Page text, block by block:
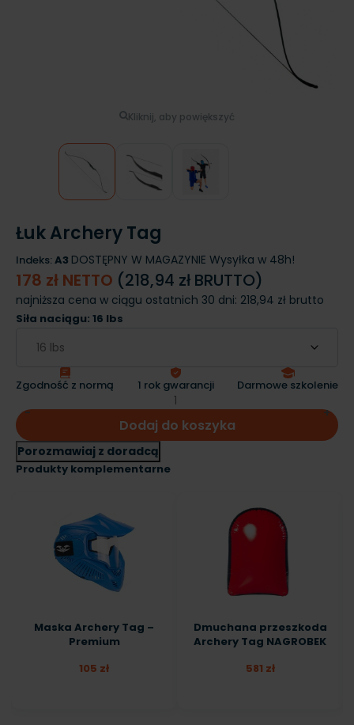
Kliknij, aby powiększyć
Łuk Archery Tag
Indeks: A3 DOSTĘPNY W MAGAZYNIE Wysyłka w 48h!
178 zł NETTO (218,94 zł BRUTTO)
najniższa cena w ciągu ostatnich 30 dni: 218,94 zł brutto
Siła naciągu: 16 lbs
Zgodność z normą 1 rok gwarancji Darmowe szkolenie
Dodaj do koszyka
Porozmawiaj z doradcą
Produkty komplementarne
Maska Archery Tag –
Premium
105 zł
Dmuchana przeszkoda
Archery Tag NAGROBEK
581 zł